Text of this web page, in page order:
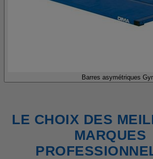
Barres asymétriques
LE CHOIX DES
MARQUES